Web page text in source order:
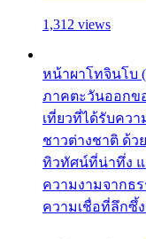
1,312 views
หน้าผาโทจินโบ
ภาคตะวันออกข
เที่ยวที่ได้รับคว
ชาวต่างชาติ ด้ว
ทิวทัศน์ที่น่าทึ่ง แ
ความงามจากธ
ความเชื่อที่ลึกซึ้